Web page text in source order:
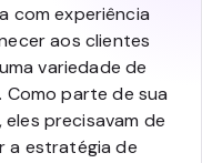
com experiência
aos clientes
variedade de
parte de sua
precisavam de
a estratégia de